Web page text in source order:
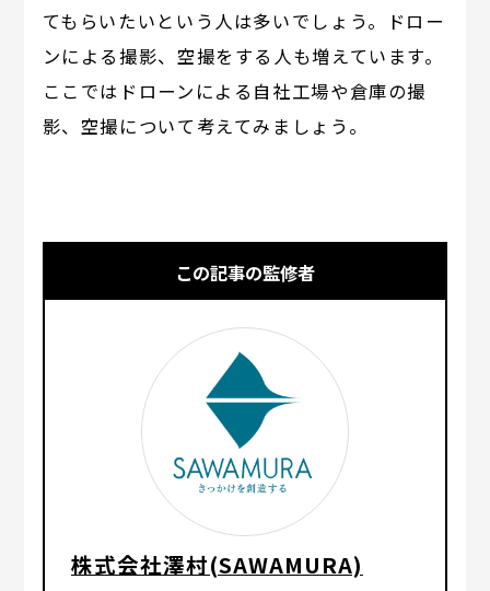
てもらいたいという人は多いでしょう。ドロー
ンによる撮影、空撮をする人も増えています。
ここではドローンによる自社工場や倉庫の撮
影、空撮について考えてみましょう。
この記事の監修者
株式会社澤村(SAWAMURA)